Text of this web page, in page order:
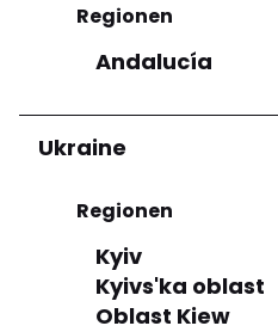
Regionen
Andalucía
Ukraine
Regionen
Kyiv
Kyivs'ka oblast
Oblast Kiew